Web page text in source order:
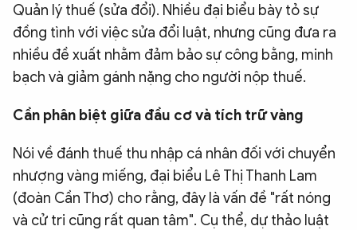
Chuyên trang An ninh thế giớiVăn nghệ Công an
Chuyên đề
Quản lý thuế (sửa đổi). Nhiều đại biểu bày tỏ sự
đồng tình với việc sửa đổi luật, nhưng cũng đưa ra
nhiều đề xuất nhằm đảm bảo sự công bằng, minh
bạch và giảm gánh nặng cho người nộp thuế.
Cần phân biệt giữa đầu cơ và tích trữ vàng
Nói về đánh thuế thu nhập cá nhân đối với chuyển
nhượng vàng miếng, đại biểu Lê Thị Thanh Lam
(đoàn Cần Thơ) cho rằng, đây là vấn đề "rất nóng
và cử tri cũng rất quan tâm". Cụ thể, dự thảo luật